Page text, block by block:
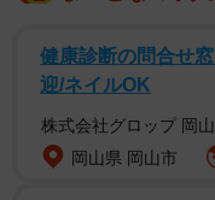
健康診断の問合せ
迎/ネイルOK
株式会社グロップ 岡
岡山県 岡山市